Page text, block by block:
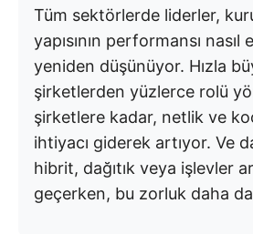
Tüm sektörlerde liderler,
yapısının performansı
yeniden düşünüyor. Hızla
şirketlerden yüzlerce rolü
şirketlere kadar, netlik ve
ihtiyacı giderek artıyor. Ve
hibrit, dağıtık veya işlevler
geçerken, bu zorluk daha